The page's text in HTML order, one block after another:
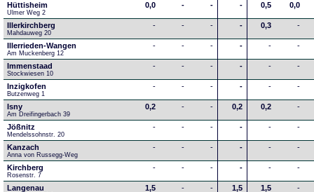
Hüttisheim
Ulmer Weg 2
0,0 - - - 0,5 0,0
Illerkirchberg
Mahdauweg 20
- - - - 0,3 -
Illerrieden-Wangen
Am Muckenberg 12
- - - - - -
Immenstaad
Stockwiesen 10
- - - - - -
Inzigkofen
Butzenweg 1
- - - - - -
Isny
Am Dreifingerbach 39
0,2 - - 0,2 0,2 -
Jößnitz
Mendelssohnstr. 20
- - - - - -
Kanzach
Anna von Russegg-Weg
- - - - - -
Kirchberg
Rosenstr. 7
- - - - - -
Langenau 1,5 - - 1,5 1,5 -